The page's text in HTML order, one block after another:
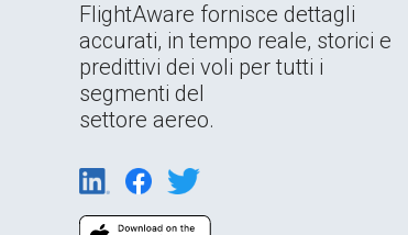
FlightAware fornisce dettagli
accurati, in tempo reale, storici e
predittivi dei voli per tutti i
segmenti del
settore aereo.